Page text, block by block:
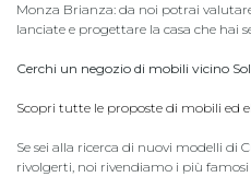
Monza Brianza: da noi potrai
lanciate e progettare la casa che hai
Cerchi un negozio di mobili vicino
Scopri tutte le proposte di mobili ed
Se sei alla ricerca di nuovi modelli di
rivolgerti, noi rivendiamo i più